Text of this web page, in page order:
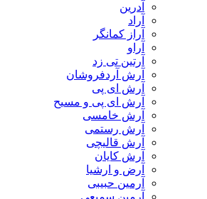
آراز کمانگر
آرتین تی زد
آرش آردفروشان
آرش ای پی
آرش ای پی و مسیح
آرش خامسی
آرش رستمی
آرش قالیچی
آرش کایان
​آرض و ارشیا
آرمین حبیبی
آرمین سمیعی